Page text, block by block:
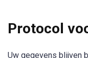
Protocol
Uw gegevens blijven